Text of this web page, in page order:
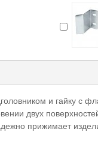
и гайку
двух
прижимает